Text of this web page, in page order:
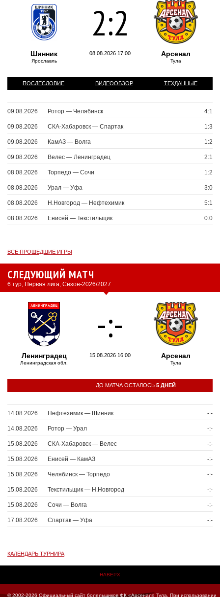
2:2
Шинник
Ярославль
08.08.2026 17:00 Арсенал
Тула
ПОСЛЕСЛОВИЕ ВИДЕООБЗОР ТЕХДАННЫЕ
09.08.2026 Ротор — Челябинск 4:1
09.08.2026 СКА-Хабаровск — Спартак 1:3
09.08.2026 КамАЗ — Волга 1:2
09.08.2026 Велес — Ленинградец 2:1
08.08.2026 Торпедо — Сочи 1:2
08.08.2026 Урал — Уфа 3:0
08.08.2026 Н.Новгород — Нефтехимик 5:1
08.08.2026 Енисей — Текстильщик 0:0
ВСЕ ПРОШЕДШИЕ ИГРЫ
СЛЕДУЮЩИЙ МАТЧ
6 тур, Первая лига, Сезон-2026/2027
-:-
Ленинградец
Ленинградская обл.
15.08.2026 16:00 Арсенал
Тула
ДО МАТЧА ОСТАЛОСЬ 5 ДНЕЙ
14.08.2026 Нефтехимик — Шинник -:-
14.08.2026 Ротор — Урал -:-
15.08.2026 СКА-Хабаровск — Велес -:-
15.08.2026 Енисей — КамАЗ -:-
15.08.2026 Челябинск — Торпедо -:-
15.08.2026 Текстильщик — Н.Новгород -:-
15.08.2026 Сочи — Волга -:-
17.08.2026 Спартак — Уфа -:-
КАЛЕНДАРЬ ТУРНИРА
НАВЕРХ
© 2002-2026 Официальный сайт болельщиков ФК «Арсенал» Тула. При использовании